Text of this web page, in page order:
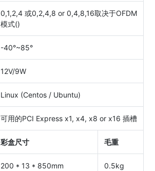
0,1,2,4 或0,2,4,8 or 0,4,8,16取决于OFDM
模式()
-40°~85°
12V/9W
Linux (Centos / Ubuntu)
可用的PCI Express x1, x4, x8 or x16 插槽
彩盒尺寸 毛重
200 * 13 * 850mm 0.5kg